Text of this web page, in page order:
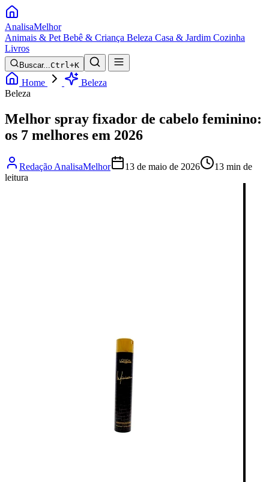
AnalisaMelhor
Animais & Pet Bebê & Criança Beleza Casa & Jardim Cozinha
Livros
Buscar...Ctrl+K
Home
Beleza
Beleza
Melhor spray fixador de cabelo feminino:
os 7 melhores em 2026
Redação AnalisaMelhor 13 de maio de 2026
13 min de
leitura